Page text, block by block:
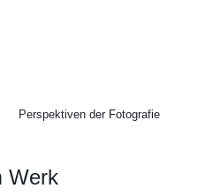
Perspektiven der Fotografie
Werk